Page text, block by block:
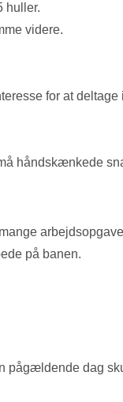
huller.
videre.
for at deltage
håndskænkede
på banen.
dag